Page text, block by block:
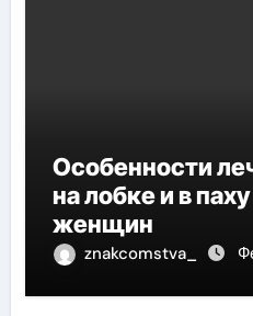
Особенности
на лобке и в
женщин
znakcomstva_